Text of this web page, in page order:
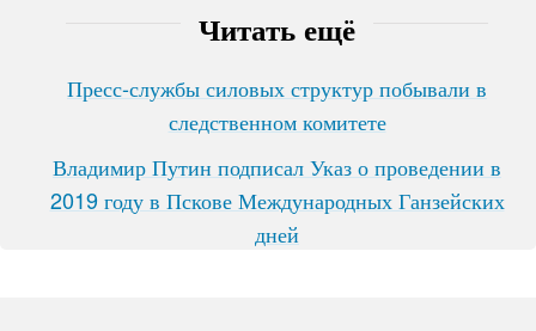
Читать ещё
Пресс-службы силовых структур побывали в
следственном комитете
Владимир Путин подписал Указ о проведении в
2019 году в Пскове Международных Ганзейских
дней